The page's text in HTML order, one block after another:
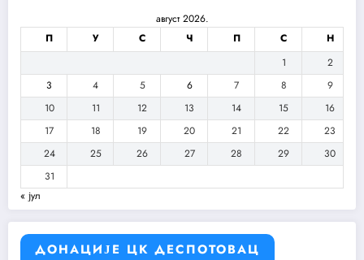
август 2026.
П
У С Ч П С
Н
1
2
3
4 5 6 7 8
9
10
11 12 13 14 15
16
17
18 19 20 21 22
23
24
25 26 27 28 29
30
31
« јул
ДОНАЦИЈЕ ЦК ДЕСПОТОВАЦ